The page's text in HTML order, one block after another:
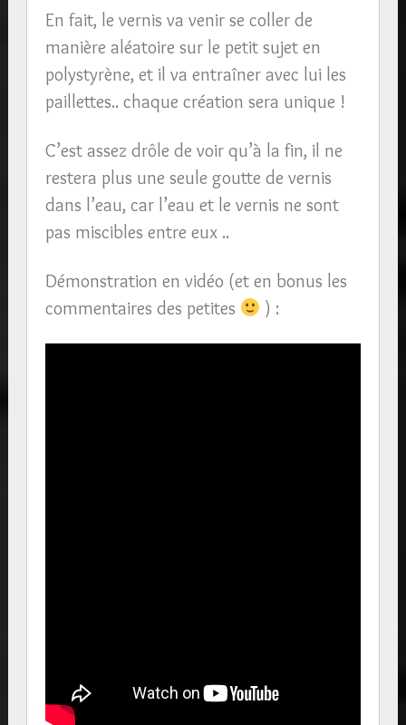
En fait, le vernis va venir se coller de
manière aléatoire sur le petit sujet en
polystyrène, et il va entraîner avec lui les
paillettes.. chaque création sera unique !
C’est assez drôle de voir qu’à la fin, il ne
restera plus une seule goutte de vernis
dans l’eau, car l’eau et le vernis ne sont
pas miscibles entre eux ..
Démonstration en vidéo (et en bonus les
commentaires des petites
) :